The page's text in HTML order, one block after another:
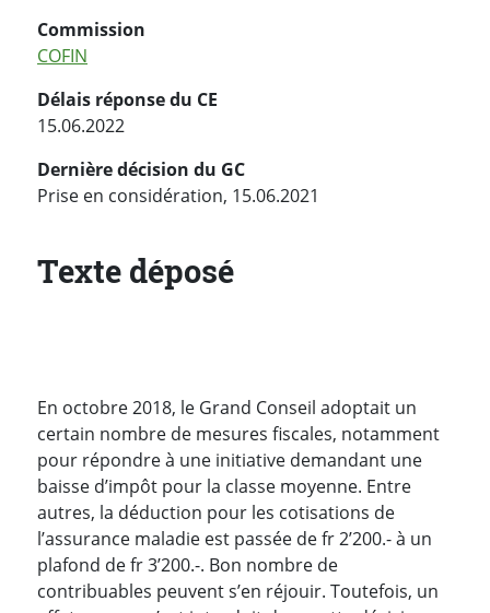
Commission
COFIN
Délais réponse du CE
15.06.2022
Dernière décision du GC
Prise en considération, 15.06.2021
Texte déposé
En octobre 2018, le Grand Conseil adoptait un
certain nombre de mesures fiscales, notamment
pour répondre à une initiative demandant une
baisse d’impôt pour la classe moyenne. Entre
autres, la déduction pour les cotisations de
l’assurance maladie est passée de fr 2’200.- à un
plafond de fr 3’200.-. Bon nombre de
contribuables peuvent s’en réjouir. Toutefois, un